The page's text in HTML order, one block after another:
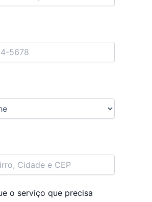
o serviço que precisa